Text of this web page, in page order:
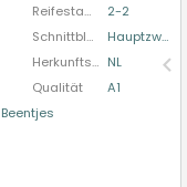
Reifestadium
2-2
Schnittblumenform
Hauptzweig
Herkunftsland NL
Qualität
A1
Beentjes